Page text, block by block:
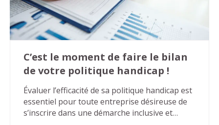
C’est le moment de faire le bilan
de votre politique handicap !
Évaluer l’efficacité de sa politique handicap est
essentiel pour toute entreprise désireuse de
s’inscrire dans une démarche inclusive et